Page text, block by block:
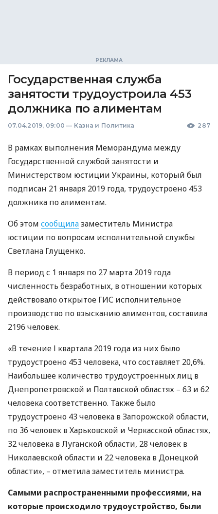
Государственная служба
занятости трудоустроила 453
должника по алиментам
07.04.2019, 09:00 — Казна и Политика 287
В рамках выполнения Меморандума между
Государственной службой занятости и
Министерством юстиции Украины, который был
подписан 21 января 2019 года, трудоустроено 453
должника по алиментам.
Об этом сообщилазаместитель Министра
юстиции по вопросам исполнительной службы
Светлана Глущенко.
В период с 1 января по 27 марта 2019 года
численность безработных, в отношении которых
действовало открытое ГИС исполнительное
производство по взысканию алиментов, составила
2196 человек.
«В течение І квартала 2019 года из них было
трудоустроено 453 человека, что составляет 20,6%.
Наибольшее количество трудоустроенных лиц в
Днепропетровской и Полтавской областях – 63 и 62
человека соответственно. Также было
трудоустроено 43 человека в Запорожской области,
по 36 человек в Харьковской и Черкасской областях,
32 человека в Луганской области, 28 человек в
Николаевской области и 22 человека в Донецкой
области», – отметила заместитель министра.
Самыми распространенными профессиями, на
которые происходило трудоустройство, были